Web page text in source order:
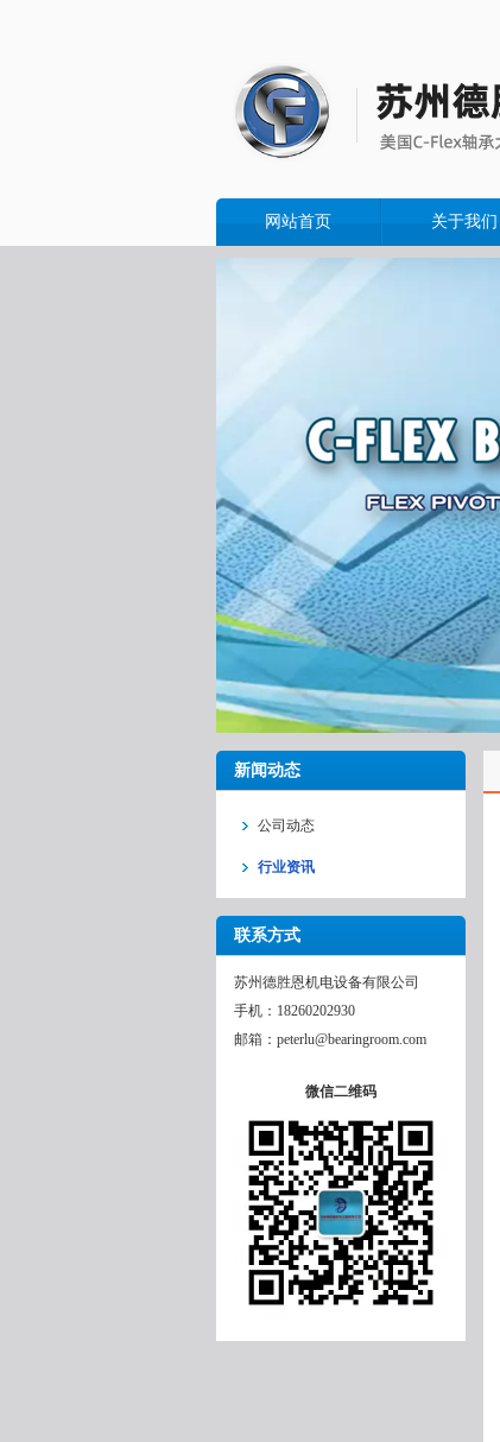
网站首页 关于我们
新闻动态
公司动态
行业资讯
联系方式
苏州德胜恩机电设备有限公司
手机：18260202930
邮箱：peterlu@bearingroom.com
微信二维码